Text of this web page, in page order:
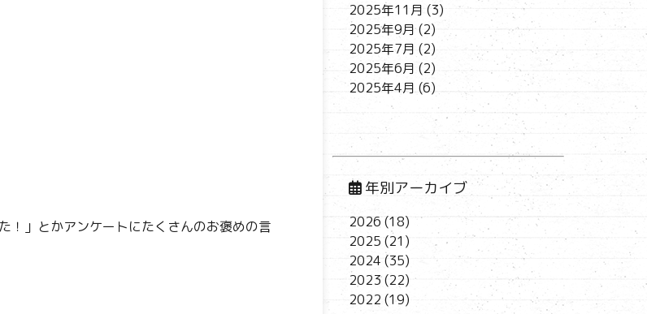
！」とかアンケートにたくさんのお褒めの言
2025年11月 (3)
2025年9月(2)
2025年7月 (2)
2025年6月 (2)
2025年4月 (6)
年別アーカイブ
2026 (18)
2025 (21)
2024 (35)
2023(22)
2022 (19)